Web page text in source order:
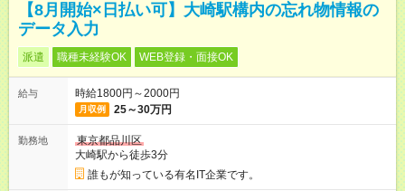
【8月開始×日払い可】大崎駅構内の忘れ物情報の
データ入力
派遣 職種未経験OK WEB登録・面接OK
給与 時給1800円～2000円
月収例 25～30万円
勤務地
東京都品川区
大崎駅から徒歩3分
誰もが知っている有名IT企業です。